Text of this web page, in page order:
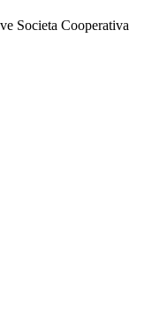
Societa Cooperativa